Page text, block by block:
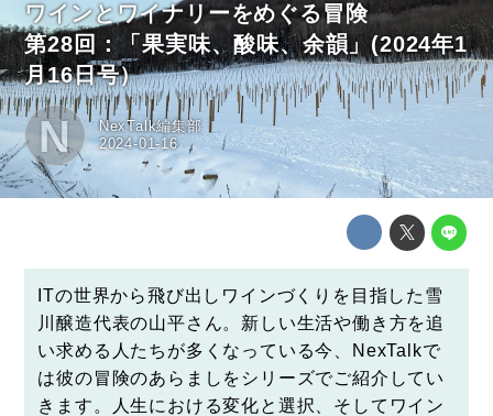
ワインとワイナリーをめぐる冒険
第28回：「果実味、酸味、余韻」(2024年1
月16日号）
N 2024-01-16
NexTalk編集部
ITの世界から飛び出しワインづくりを目指した 雪
川醸造代表の山平さん。新しい生活や働き方を追
い求める人たちが多くなっている今、NexTalkで
は彼の冒険のあらましをシリーズでご紹介してい
きます。人生における変化と選択、そしてワイン